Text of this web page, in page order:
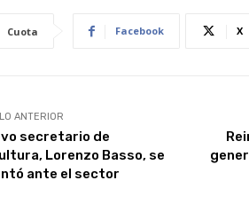
Cuota Facebook X
ANTERIOR
secretario de
Lorenzo Basso, se
ante el sector